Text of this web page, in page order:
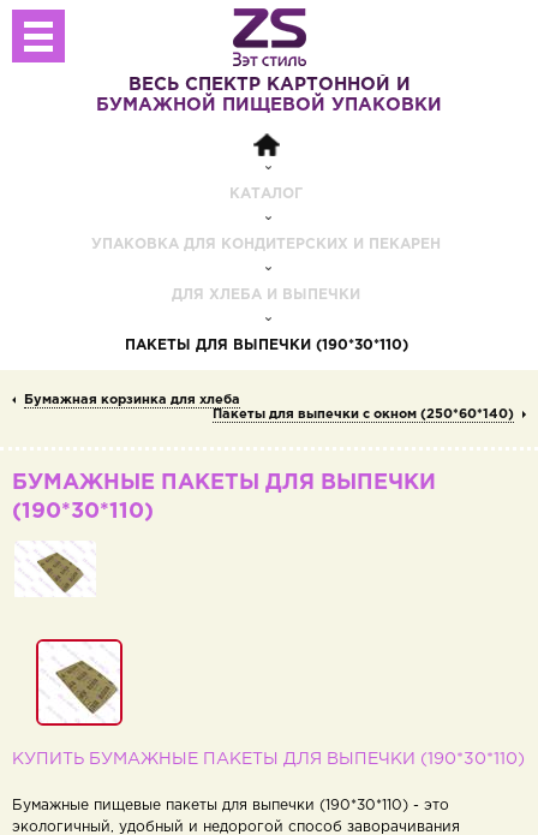
ВЕСЬ СПЕКТР
КАРТОННОЙ И
БУМАЖНОЙ
ПИЩЕВОЙ УПАКОВКИ
КАТАЛОГ
УПАКОВКА ДЛЯ КОНДИТЕРСКИХ И ПЕКАРЕН
ДЛЯ ХЛЕБА И ВЫПЕЧКИ
ПАКЕТЫ ДЛЯ ВЫПЕЧКИ (190*30*110)
Бумажная корзинка для хлеба
Пакеты для выпечки с окном (250*60*140)
БУМАЖНЫЕ ПАКЕТЫ ДЛЯ ВЫПЕЧКИ
(190*30*110)
КУПИТЬ БУМАЖНЫЕ ПАКЕТЫ ДЛЯ ВЫПЕЧКИ (190*30*110)
Бумажные пищевые пакеты для выпечки (190*30*110) - это
экологичный, удобный и недорогой способ заворачивания